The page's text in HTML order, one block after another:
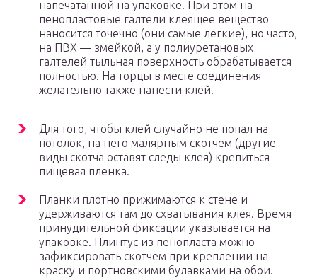
напечатанной на упаковке. При этом на
пенопластовые галтели клеящее вещество
наносится точечно (они самые легкие), но часто,
на ПВХ — змейкой, а у полиуретановых
галтелей тыльная поверхность обрабатывается
полностью. На торцы в месте соединения
желательно также нанести клей.
Для того, чтобы клей случайно не попал на
потолок, на него малярным скотчем (другие
виды скотча оставят следы клея) крепиться
пищевая пленка.
Планки плотно прижимаются к стене и
удерживаются там до схватывания клея. Время
принудительной фиксации указывается на
упаковке. Плинтус из пенопласта можно
зафиксировать скотчем при креплении на
краску и портновскими булавками на обои.